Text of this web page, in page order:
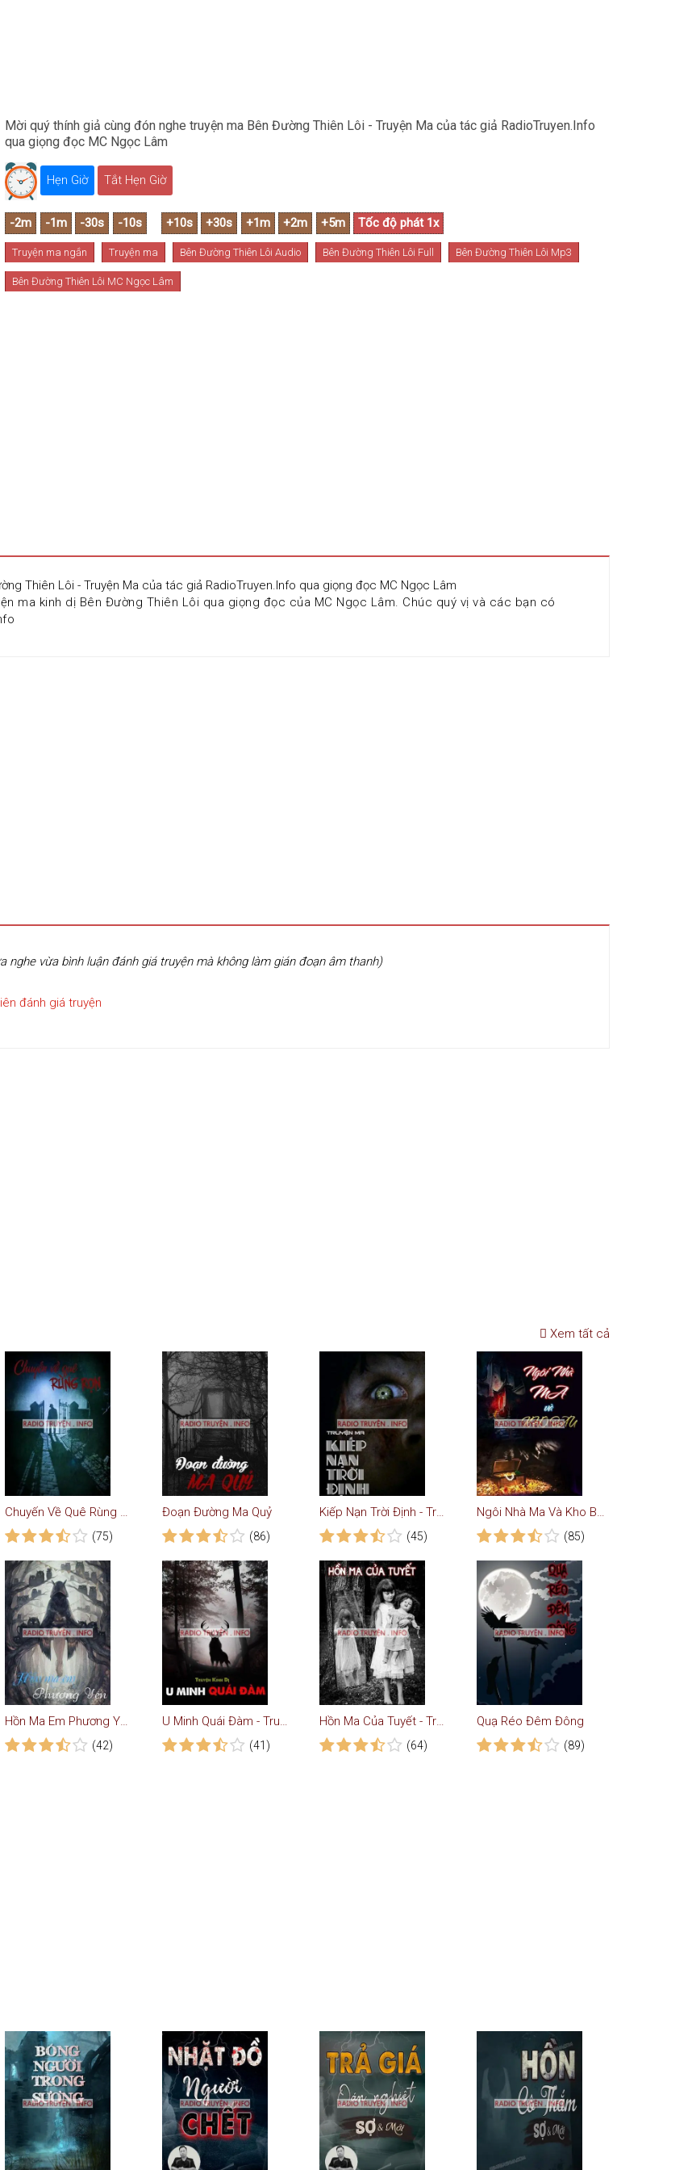
Mời quý thính giả cùng đón nghe truyện ma Bên Đường Thiên Lôi - Truyện Ma của tác giả RadioTruyen.Info
qua giọng đọc MC Ngọc Lâm
Hẹn Giờ Tắt Hẹn Giờ
Truyện ma ngắn Truyện ma Bên Đường Thiên Lôi Audio Bên Đường Thiên Lôi Full Bên Đường Thiên Lôi Mp3
Bên Đường Thiên Lôi MC Ngọc Lâm
Thiên Lôi - Truyện Ma của tác giả RadioTruyen.Info qua giọng đọc MC Ngọc Lâm
ma kinh dị Bên Đường Thiên Lôi qua giọng đọc của MC Ngọc Lâm. Chúc quý vị và các bạn có
nghe vừa bình luận đánh giá truyện mà không làm gián đoạn âm thanh)
đánh giá truyện
Xem tất cả
Chuyến Về Quê Rùng Rợn - Truyện Ma
(75)
Đoạn Đường Ma Quỷ
(86)
Kiếp Nạn Trời Định - Truyện Ma
(45)
Ngôi Nhà Ma Và Kho Báu
(85)
Hồn Ma Em Phương Yến - Truyện Ma
(42)
U Minh Quái Đàm - Truyện Kinh dị
(41)
Hồn Ma Của Tuyết - Truyện Ma
(64)
Quạ Réo Đêm Đông
(89)